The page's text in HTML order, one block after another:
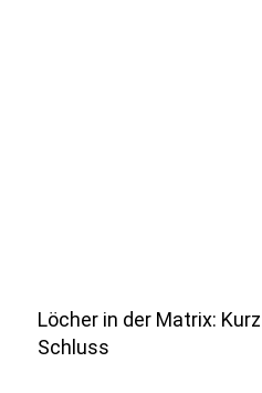
Löcher in der Matrix:
Schluss